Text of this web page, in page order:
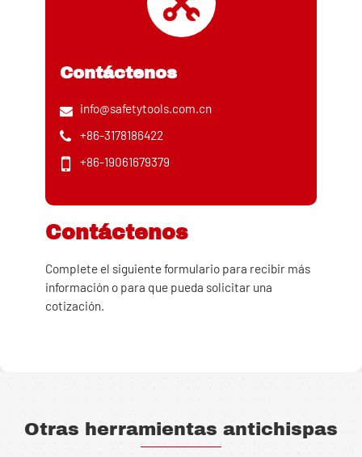
Contáctenos
info@safetytools.com.cn
+86-3178186422
+86-19061679379
Contáctenos
Complete el siguiente formulario para recibir más
información o para que pueda solicitar una
cotización.
Otras herramientas antichispas